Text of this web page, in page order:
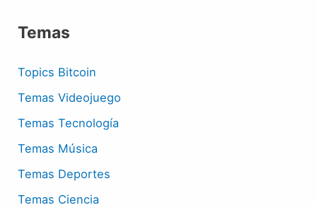
Temas
Topics Bitcoin
Temas Videojuego
Temas Tecnología
Temas Música
Temas Deportes
Temas Ciencia